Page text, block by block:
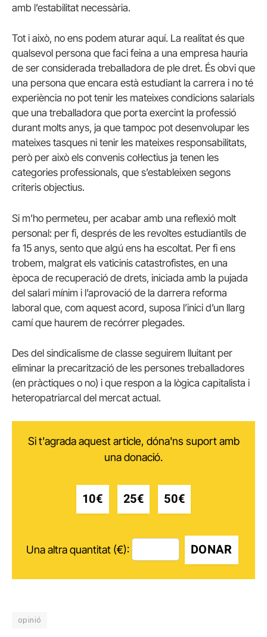
amb l’estabilitat necessària.
Tot i això, no ens podem aturar aquí. La realitat és que
qualsevol persona que faci feina a una empresa hauria
de ser considerada treballadora de ple dret. És obvi que
una persona que encara està estudiant la carrera i no té
experiència no pot tenir les mateixes condicions salarials
que una treballadora que porta exercint la professió
durant molts anys, ja que tampoc pot desenvolupar les
mateixes tasques ni tenir les mateixes responsabilitats,
però per això els convenis col·lectius ja tenen les
categories professionals, que s’estableixen segons
criteris objectius.
Si m’ho permeteu, per acabar amb una reflexió molt
personal: per fi, després de les revoltes estudiantils de
fa 15 anys, sento que algú ens ha escoltat. Per fi ens
trobem, malgrat els vaticinis catastrofistes, en una
època de recuperació de drets, iniciada amb la pujada
del salari mínim i l’aprovació de la darrera reforma
laboral que, com aquest acord, suposa l’inici d’un llarg
camí que haurem de recórrer plegades.
Des del sindicalisme de classe seguirem lluitant per
eliminar la precarització de les persones treballadores
(en pràctiques o no) i que respon a la lògica capitalista i
heteropatriarcal del mercat actual.
Si t'agrada aquest article, dóna'ns suport amb
una donació.
10€ 25€ 50€
Una altra quantitat (€): DONAR
opinió